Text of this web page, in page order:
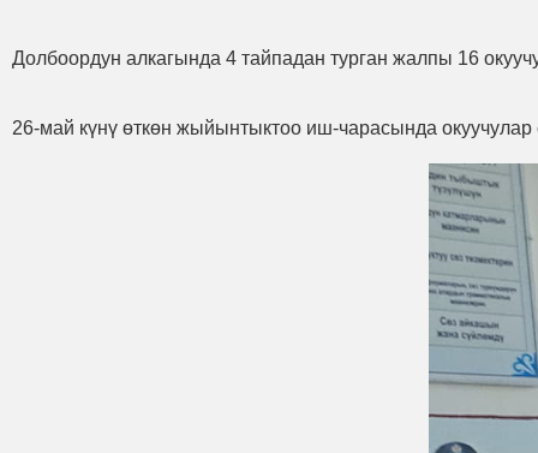
Долбоордун алкагында 4 тайпадан турган жалпы 16
26-май күнү өткөн жыйынтыктоо иш-чарасында